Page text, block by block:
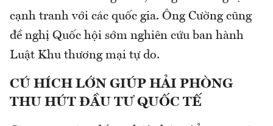
cạnh tranh với các quốc gia. Ông Cường cũng
đề nghị Quốc hội sớm nghiên cứu ban hành
Luật Khu thương mại tự do.
CÚ HÍCH LỚN GIÚP HẢI PHÒNG
THU HÚT ĐẦU TƯ QUỐC TẾ